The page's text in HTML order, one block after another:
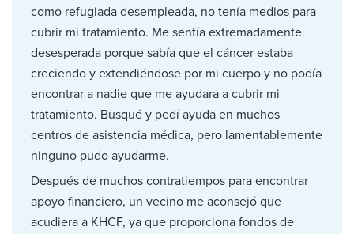
como refugiada desempleada, no tenía medios para
cubrir mi tratamiento. Me sentía extremadamente
desesperada porque sabía que el cáncer estaba
creciendo y extendiéndose por mi cuerpo y no podía
encontrar a nadie que me ayudara a cubrir mi
tratamiento. Busqué y pedí ayuda en muchos
centros de asistencia médica, pero lamentablemente
ninguno pudo ayudarme.
Después de muchos contratiempos para encontrar
apoyo financiero, un vecino me aconsejó que
acudiera a KHCF, ya que proporciona fondos de